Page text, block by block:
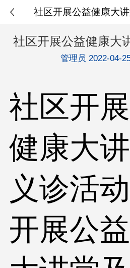
社区开展公益健康大
社区开展公益健康大
管理员 2022-04-
社区开
健康大
义诊活
开展公